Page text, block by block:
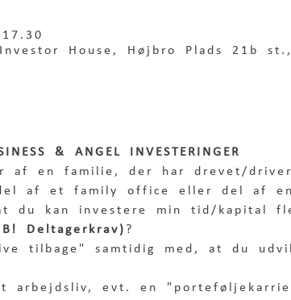
House, Højbro Plads 21b st.,
& ANGEL INVESTERINGER
af en familie, der har drevet/
af et family office eller del af
du kan investere min tid/kapital
Deltagerkrav) ?
tilbage" samtidig med, at du
arbejdsliv, evt. en